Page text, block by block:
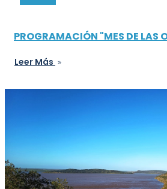
PROGRAMACIÓN "MES DE LAS
Leer Más